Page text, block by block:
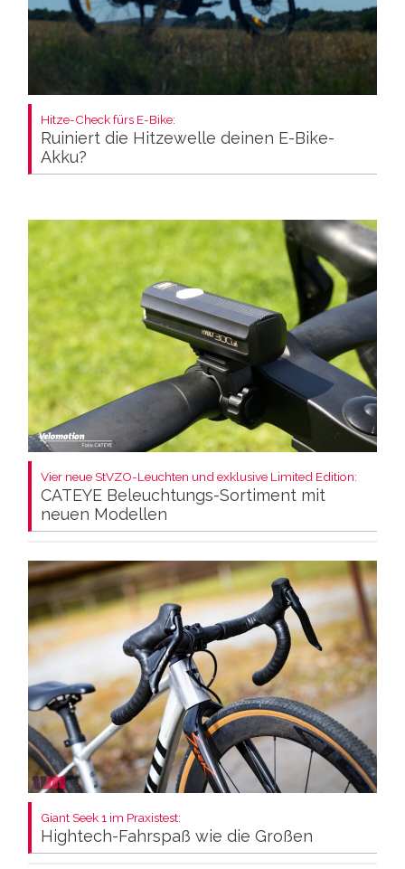
Hitze-Check fürs E-Bike:
Ruiniert die Hitzewelle deinen E-Bike-
Akku?
Vier neue StVZO-Leuchten und exklusive Limited Edition:
CATEYE Beleuchtungs-Sortiment mit
neuen Modellen
Giant Seek 1 im Praxistest:
Hightech-Fahrspaß wie die Großen